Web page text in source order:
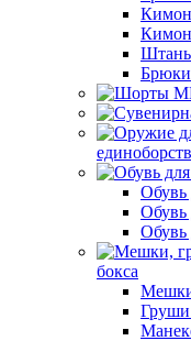
Брюки
единоборств
Обувь
Обувь
Обувь
бокса
Мешки
Груши